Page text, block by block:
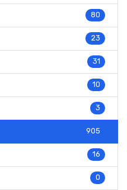
80
23
31
10
3
905
16
0